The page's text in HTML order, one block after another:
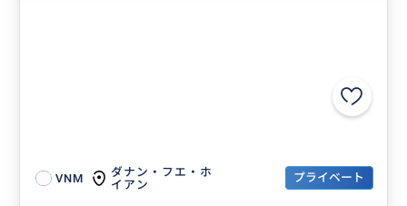
VNM
ダナン・フエ・ホ
イアン
プライベート